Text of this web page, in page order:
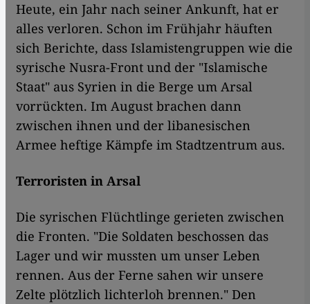
Heute, ein Jahr nach seiner Ankunft, hat er
alles verloren. Schon im Frühjahr häuften
sich Berichte, dass Islamistengruppen wie die
syrische Nusra-Front und der "Islamische
Staat" aus Syrien in die Berge um Arsal
vorrückten. Im August brachen dann
zwischen ihnen und der libanesischen
Armee heftige Kämpfe im Stadtzentrum aus.
Terroristen in Arsal
Die syrischen Flüchtlinge gerieten zwischen
die Fronten. "Die Soldaten beschossen das
Lager und wir mussten um unser Leben
rennen. Aus der Ferne sahen wir unsere
Zelte plötzlich lichterloh brennen." Den